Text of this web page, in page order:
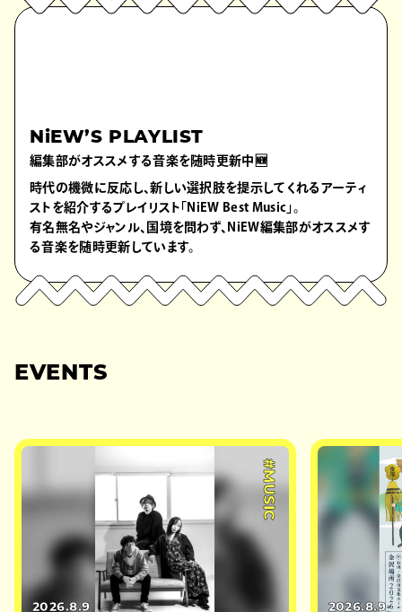
NiEW’S PLAYLIST
編集部がオススメする音楽を随時更新中🆕
時代の機微に反応し、新しい選択肢を提示してくれるアーティ
ストを紹介するプレイリスト「NiEW Best Music」。
有名無名やジャンル、国境を問わず、NiEW編集部がオススメす
る音楽を随時更新しています。
EVENTS
#MUSIC
2026.8.9 2026.8.9